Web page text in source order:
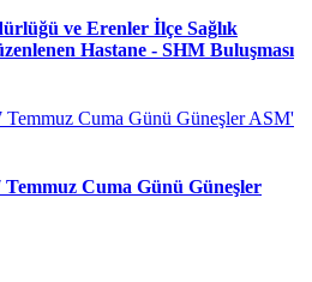
ve Erenler İlçe Sağlık
Hastane - SHM Buluşması
Temmuz Cuma Günü Güneşler